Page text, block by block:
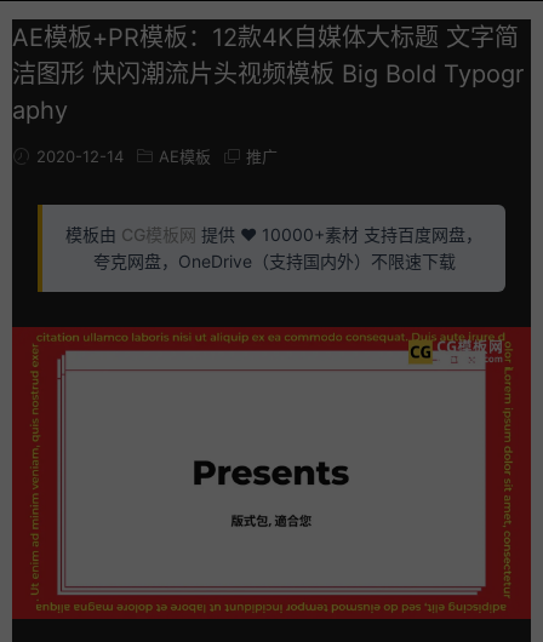
AE模板+PR模板：12款4K自媒体大标题 文字简
洁图形 快闪潮流片头视频模板 Big Bold Typogr
aphy
2020-12-14 AE模板 推广
模板由 CG模板网 提供 ❤️ 10000+素材 支持百度网盘，
夸克网盘，OneDrive（支持国内外）不限速下载